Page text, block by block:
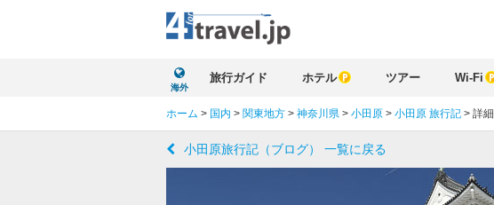
海外
旅行ガイド ホテル ツアー Wi-Fi
ホーム > 国内 > 関東地方 > 神奈川県 > 小田原 > 小田原 旅行記 > 詳細
小田原旅行記（ブログ） 一覧に戻る